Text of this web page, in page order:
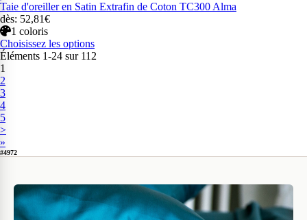
Taie d'oreiller en Satin Extrafin de Coton TC300 Alma
dès: 52,81€
1 coloris
Choisissez les options
Éléments 1-24 sur 112
1
2
3
4
5
>
»
#4972